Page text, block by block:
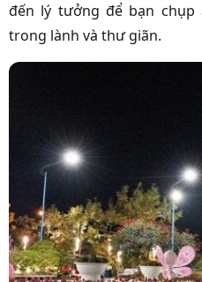
đến lý tưởng để bạn
trong lành và thư giãn.